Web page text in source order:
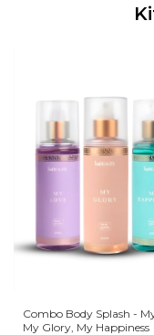
Combo Body Splash -
My Glory, My Happiness